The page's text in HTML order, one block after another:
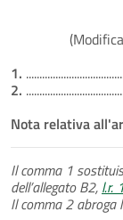
1.
2.
Nota relativa
Il comma 1
dell’allegato B2, l.r.
Il comma 2 abroga